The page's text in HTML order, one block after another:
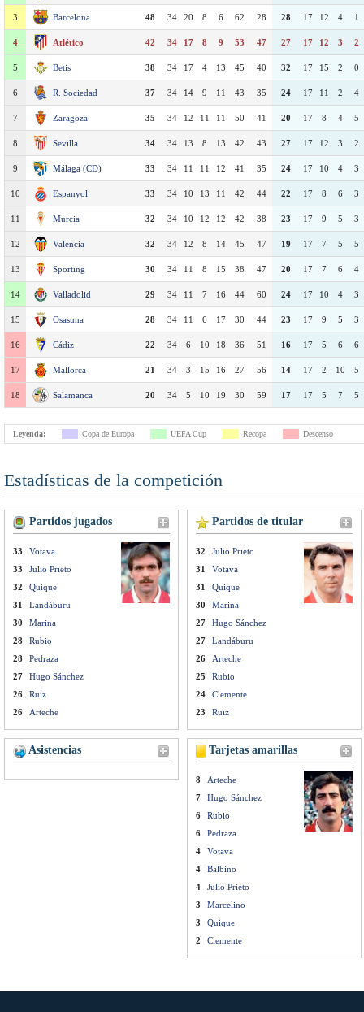
3 Barcelona 48 34 20 8 6 62 28 28 17 12 4 1
4 Atlético 42 34 17 8 9 53 47 27 17 12 3 2
5 Betis 38 34 17 4 13 45 40 32 17 15 2 0
6 R. Sociedad 37 34 14 9 11 43 35 24 17 11 2 4
7 Zaragoza 35 34 12 11 11 50 41 20 17 8 4 5
8 Sevilla 34 34 13 8 13 42 43 27 17 12 3 2
9 Málaga (CD) 33 34 11 11 12 41 35 24 17 10 4 3
10 Espanyol 33 34 10 13 11 42 44 22 17 8 6 3
11 Murcia 32 34 10 12 12 42 38 23 17 9 5 3
12 Valencia 32 34 12 8 14 45 47 19 17 7 5 5
13 Sporting 30 34 11 8 15 38 47 20 17 7 6 4
14 Valladolid 29 34 11 7 16 44 60 24 17 10 4 3
15 Osasuna 28 34 11 6 17 30 44 23 17 9 5 3
16 Cádiz 22 34 6 10 18 36 51 16 17 5 6 6
17 Mallorca 21 34 3 15 16 27 56 14 17 2 10 5
18 Salamanca 20 34 5 10 19 30 59 17 17 5 7 5
Leyenda: Copa de Europa UEFA Cup Recopa Descenso
Estadísticas de la competición
Partidos jugados
33
Votava
33
Julio Prieto
32
Quique
31
Landáburu
30
Marina
28
Rubio
28
Pedraza
27
Hugo Sánchez
26
Ruiz
26
Arteche
Partidos de titular
32
Julio Prieto
31
Votava
31
Quique
30
Marina
27
Hugo Sánchez
27
Landáburu
26
Arteche
25
Rubio
24
Clemente
23
Ruiz
Asistencias Tarjetas amarillas
8
Arteche
7
Hugo Sánchez
6
Rubio
6
Pedraza
4
Votava
4
Balbino
4
Julio Prieto
3
Marcelino
3
Quique
2
Clemente